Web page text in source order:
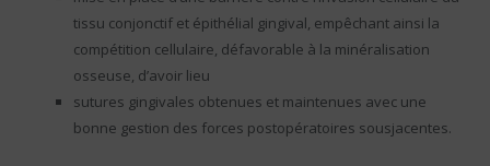
tissu conjonctif et épithélial gingival, empêchant ainsi la
compétition cellulaire, défavorable à la minéralisation
osseuse, d’avoir lieu
sutures gingivales obtenues et maintenues avec une
bonne gestion des forces postopératoires sousjacentes.